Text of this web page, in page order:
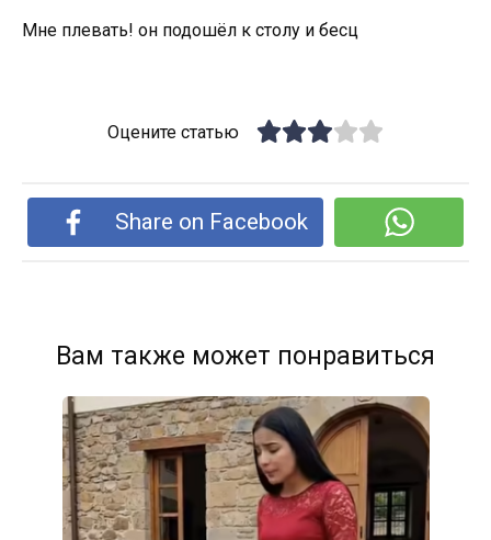
Мне плевать! он подошёл к столу и бесц
Оцените статью
Share on Facebook
Вам также может понравиться